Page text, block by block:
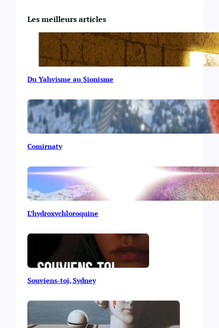
Les meilleurs articles
Du Yahvisme au Sionisme
Comirnaty
L’hydroxychloroquine
Souviens-toi, Sydney